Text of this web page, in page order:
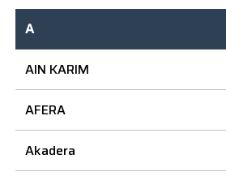
A
AIN KARIM
AFERA
Akadera